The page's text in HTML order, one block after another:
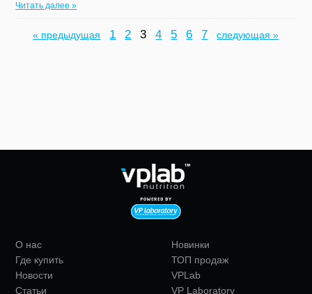
Читать далее »
« предыдущая 1 2 3 4 5 6 7 следующая »
О нас
Где купить
Новости
Статьи
Новинки
ТОП продаж
VPLab
VP Laboratory